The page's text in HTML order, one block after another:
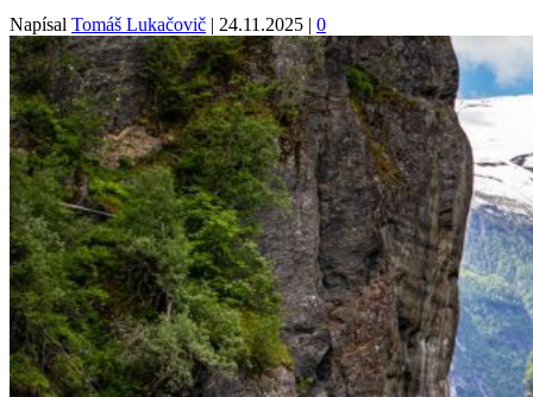
Napísal Tomáš Lukačovič | 24.11.2025 | 0